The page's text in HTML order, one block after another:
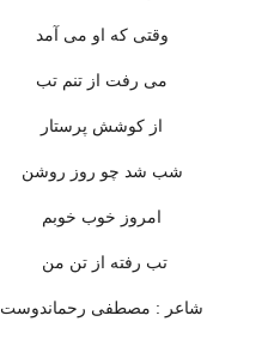
وقتی که او می آمد
می رفت از تنم تب
از کوشش پرستار
شب شد چو روز روشن
امروز خوب خوبم
تب رفته از تن من
شاعر : مصطفی رحماندوست